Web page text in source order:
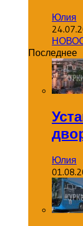
Юлия
Последнее
Юлия